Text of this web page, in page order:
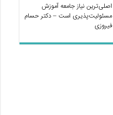
اصلی‌ترین نیاز جامعه آموزش
مسئولیت‌پذیری است – دکتر حسام
فیروزی